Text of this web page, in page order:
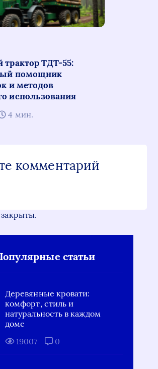
трактор ТДТ-55:
помощник
и методов
использования
4 мин.
комментарий
статьи
Деревянные кровати:
комфорт, стиль и
натуральность в каждом
доме
19007
0